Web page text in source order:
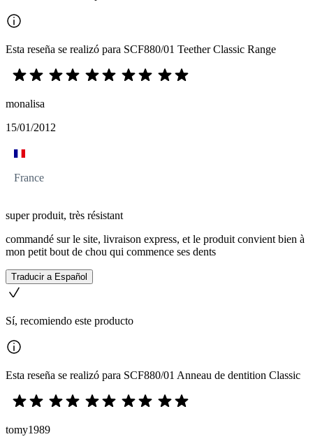
Esta reseña se realizó para SCF880/01 Teether Classic Range
monalisa
15/01/2012
France
super produit, très résistant
commandé sur le site, livraison express, et le produit convient bien à
mon petit bout de chou qui commence ses dents
Traducir a Español
Sí, recomiendo este producto
Esta reseña se realizó para SCF880/01 Anneau de dentition Classic
tomy1989